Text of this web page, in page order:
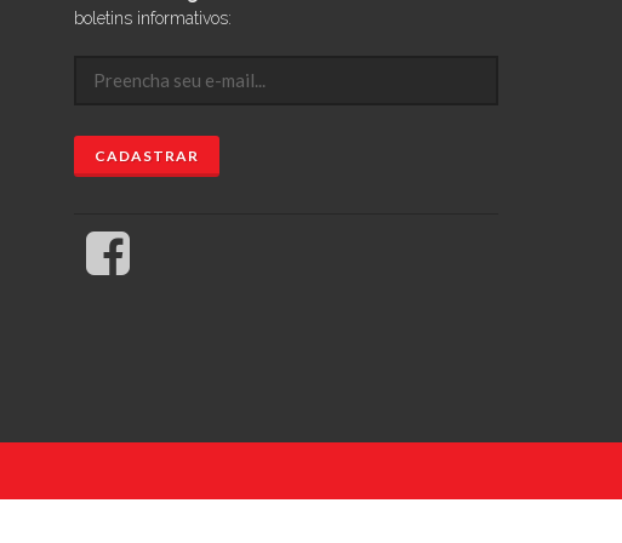
boletins informativos: